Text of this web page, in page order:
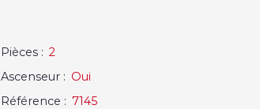
Pièces : 2
Ascenseur : Oui
Référence : 7145